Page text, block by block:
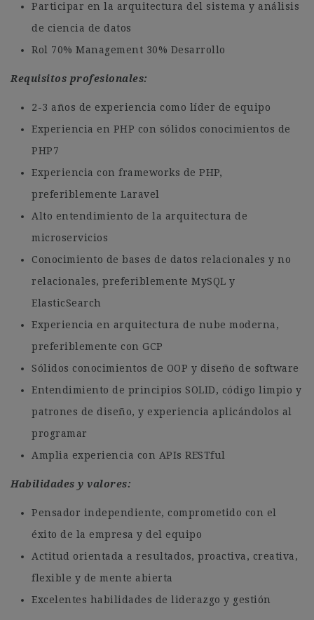
Participar en la arquitectura del sistema y análisis
de ciencia de datos
Rol 70% Management 30% Desarrollo
Requisitos profesionales:
2-3 años de experiencia como líder de equipo
Experiencia en PHP con sólidos conocimientos de
PHP7
Experiencia con frameworks de PHP,
preferiblemente Laravel
Alto entendimiento de la arquitectura de
microservicios
Conocimiento de bases de datos relacionales y no
relacionales, preferiblemente MySQL y
ElasticSearch
Experiencia en arquitectura de nube moderna,
preferiblemente con GCP
Sólidos conocimientos de OOP y diseño de software
Entendimiento de principios SOLID, código limpio y
patrones de diseño, y experiencia aplicándolos al
programar
Amplia experiencia con APIs RESTful
Habilidades y valores:
Pensador independiente, comprometido con el
éxito de la empresa y del equipo
Actitud orientada a resultados, proactiva, creativa,
flexible y de mente abierta
Excelentes habilidades de liderazgo y gestión